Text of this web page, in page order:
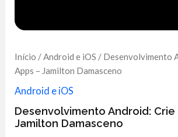
Início / Android e iOS / Desenvolvimento
Apps – Jamilton Damasceno
Android e iOS
Desenvolvimento Android: Crie
Jamilton Damasceno